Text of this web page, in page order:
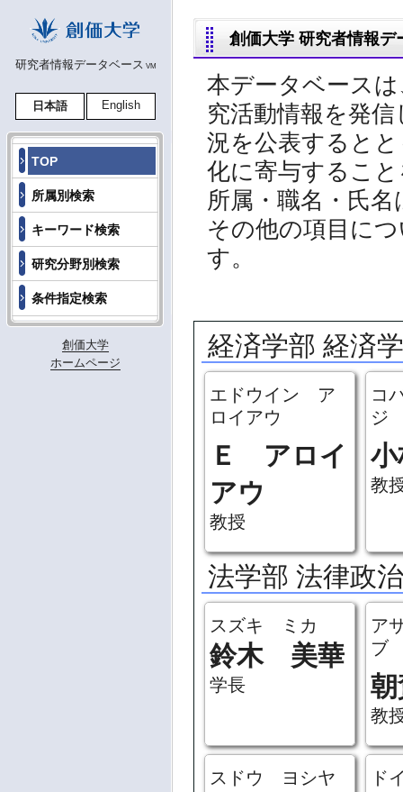
研究者情報データベース VM
日本語 English
TOP
所属別検索
キーワード検索
研究分野別検索
条件指定検索
創価大学
ホームページ
創価大学 研究者情報デ
本データベース
究活動情報を発
況を公表すると
化に寄与するこ
所属・職名・氏
その他の項目に
す。
経済学部 経済
エドウイン ア
ロイアウ
Ｅ アロイ
アウ
教授
コ
ジ
教
法学部 法律政
スズキ ミカ
鈴木 美華
学長
ア
ブ
教
スドウ ヨシヤ ド